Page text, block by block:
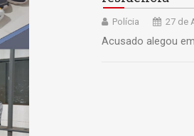
Polícia 27 de
Acusado alegou